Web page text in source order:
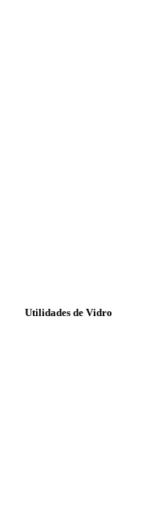
Utilidades de Vidro